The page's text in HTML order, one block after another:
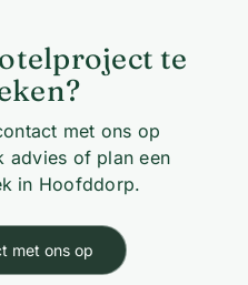
te
met ons op
advies of plan een
in Hoofddorp.
met ons op